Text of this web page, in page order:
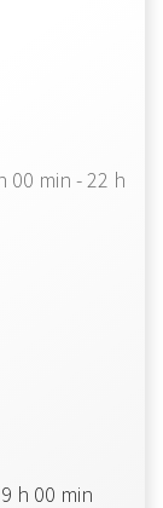
00 min - 22 h
h 00 min